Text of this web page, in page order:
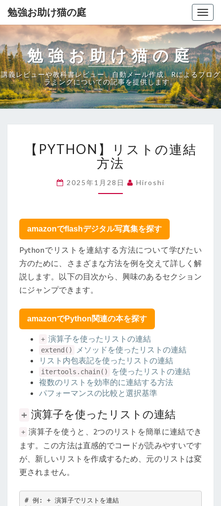
勉強お助け猫の庭
勉強お助け猫の庭
講義レビューや教科書レビュー、自動メール作成、Rによるプログ
ラミングについての記事を提供します。
リ
ス
ト
の
連
法
【PYTHON】リストの連結
方法
2025年1月28日 Hiroshi
amazonでflashデジタル写真集を探す
Pythonでリストを連結する方法について学びたい
方のために、さまざまな方法を例を交えて詳しく解
説します。以下の目次から、興味のあるセクション
にジャンプできます。
amazonでPython関連の本を探す
+ 演算子を使ったリストの連結
extend()
メソッドを使ったリストの連結
リスト内包表記を使ったリストの連結
itertools.chain()
を使ったリストの連結
複数のリストを効率的に連結する方法
パフォーマンスの比較と選択基準
+ 演算子を使ったリストの連結
+ 演算子を使うと、2つのリストを簡単に連結でき
ます。この方法は直感的でコードが読みやすいです
が、新しいリストを作成するため、元のリストは変
更されません。
# 例: + 演算子でリストを連結